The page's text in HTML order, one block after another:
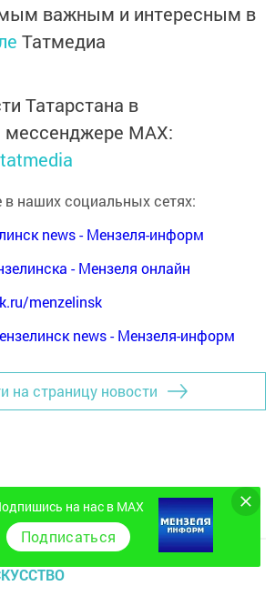
важным и интересным в
Татмедиа
Татарстана в
мессенджере MАХ:
в наших социальных сетях:
news - Мензеля-информ
- Мензеля онлайн
menzelinsk
news - Мензеля-информ
на страницу новости
на нас в MAX
Подписаться